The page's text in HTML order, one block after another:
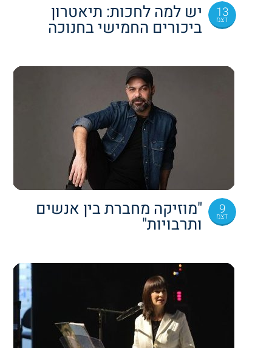
13
דצמ יש למה לחכות: תיאטרון
ביכורים החמישי בחנוכה
9
דצמ "מוזיקה מחברת בין אנשים
ותרבויות"